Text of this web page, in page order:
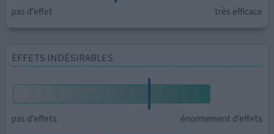
pas d'effet très efficace
EFFETS INDÉSIRABLES
pas d'effets
énormement d'effets